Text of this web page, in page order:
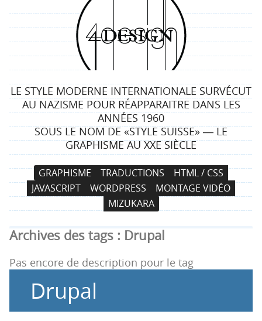
4
d
e
s
i
g
n
LE STYLE MODERNE INTERNATIONALE SURVÉCUT
AU NAZISME POUR RÉAPPARAITRE DANS LES
ANNÉES 1960
SOUS LE NOM DE «STYLE SUISSE» ― LE
GRAPHISME AU XXE SIÈCLE
N
a
v
i
g
a
t
i
p
A
l
l
e
r
a
u
c
t
GRAPHISME TRADUCTIONS
HTML / CSS
JAVASCRIPT
WORDPRESS
MONTAGE VIDÉO
MIZUKARA
Archives des tags : Drupal
Pas encore de description pour le tag
Drupal